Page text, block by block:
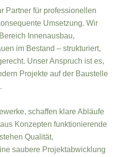
Partner für professionellen
Umsetzung. Wir
Innenausbau,
im Bestand – strukturiert,
Unser Anspruch ist es,
Projekte auf der Baustelle
schaffen klare Abläufe
Konzepten funktionierende
Qualität,
saubere Projektabwicklung